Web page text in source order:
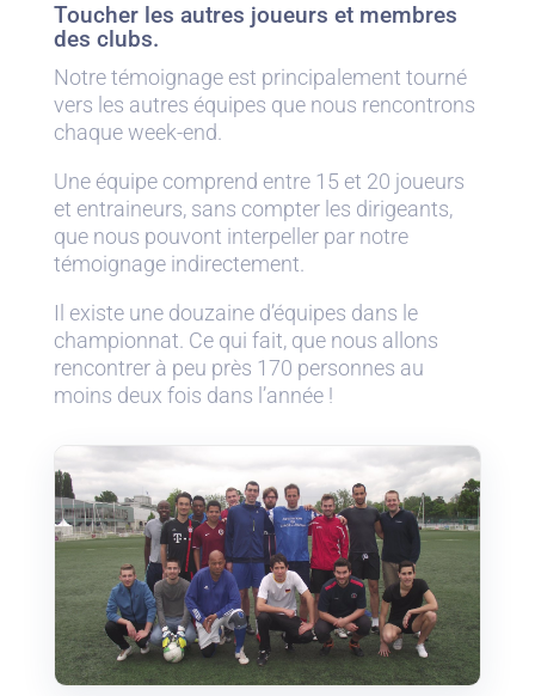
Toucher les autres joueurs et membres
des clubs.
Notre témoignage est principalement tourné
vers les autres équipes que nous rencontrons
chaque week-end.
Une équipe comprend entre 15 et 20 joueurs
et entraineurs, sans compter les dirigeants,
que nous pouvont interpeller par notre
témoignage indirectement.
Il existe une douzaine d’équipes dans le
championnat. Ce qui fait, que nous allons
rencontrer à peu près 170 personnes au
moins deux fois dans l’année !